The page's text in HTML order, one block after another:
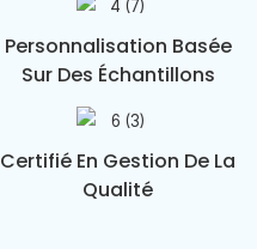
Personnalisation Basée
Sur Des Échantillons
Certifié En Gestion De La
Qualité